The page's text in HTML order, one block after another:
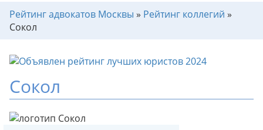
Рейтинг адвокатов Москвы » Рейтинг коллегий »
Сокол
Сокол